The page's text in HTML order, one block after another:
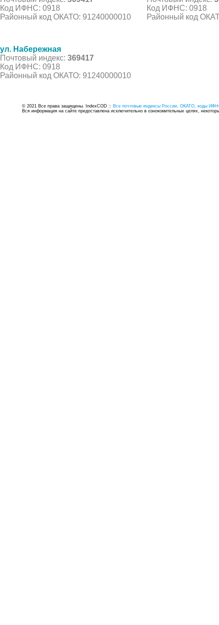
Код ИФНС: 0918
Районный код ОКАТО: 91240000010
Код ИФНС: 0918
Районный код
ул. Набережная
Почтовый индекс: 369417
Код ИФНС: 0918
Районный код ОКАТО: 91240000010
© 2021 Все права защищены. IndexCOD :: Все почтовые индексы России, ОКАТО, коды
Вся информация на сайте предоставлена исключительно в ознокомительных целях,